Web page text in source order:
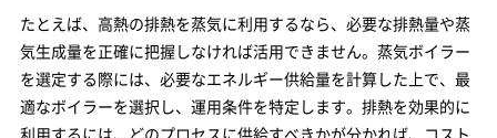
たとえば、高熱の排熱を蒸気に利用するなら、必要な排熱量や蒸
気生成量を正確に把握しなければ活用できません。蒸気ボイラー
を選定する際には、必要なエネルギー供給量を計算した上で、最
適なボイラーを選択し、運用条件を特定します。排熱を効果的に
利用するには、どのプロセスに供給すべきかが分かれば、コスト